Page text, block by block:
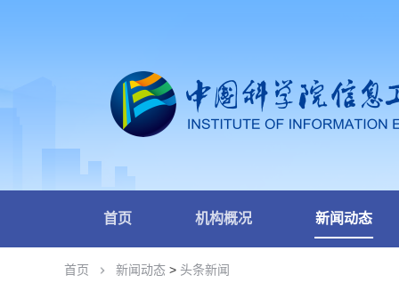
首页 机构概况 新闻动态
首页 新闻动态 > 头条新闻